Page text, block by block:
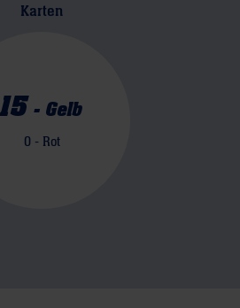
Karten
15 - Gelb
0 - Rot